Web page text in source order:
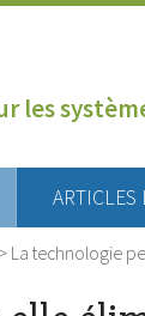
les
ARTICLES
> La technologie